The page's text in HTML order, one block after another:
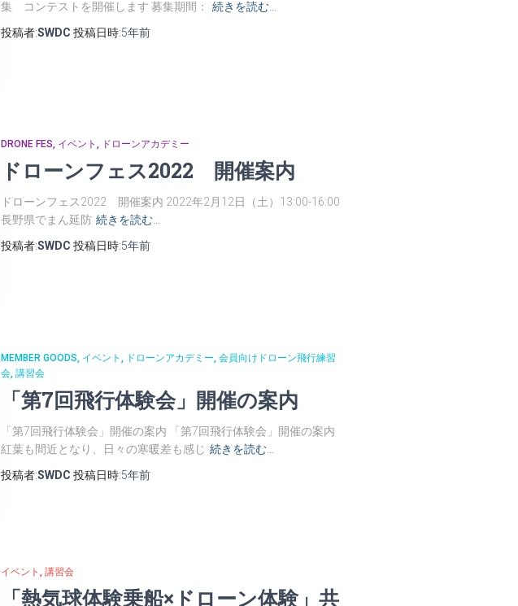
集 コンテストを開催します 募集期間：
続きを読む…
投稿者:SWDC 投稿日時:5年前
DRONE FES イベント ドローンアカデミー
ドローンフェス2022 開催案内
ドローンフェス2022 開催案内 2022年2月12日（土）13:00-16:00
長野県でまん延防 続きを読む…
投稿者:SWDC 投稿日時:5年前
MEMBER GOODS イベント ドローンアカデミー 会員向けドローン飛行練習
会 講習会
「第7回飛行体験会」開催の案内
「第7回飛行体験会」開催の案内 「第7回飛行体験会」開催の案内
紅葉も間近となり、日々の寒暖差も感じ 続きを読む…
投稿者:SWDC 投稿日時:5年前
イベント 講習会
「熱気球体験乗船×ドローン体験」共